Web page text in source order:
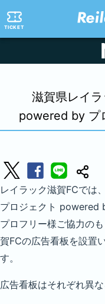
TICKET
滋賀県レイ
powered by プ
レイラック滋賀FCでは
プロジェクト powered
プロフリー様ご協力の
賀FCの広告看板を設置
す。
広告看板はそれぞれ異